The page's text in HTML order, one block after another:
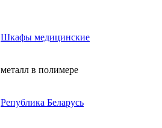
Шкафы медицинские
металл в полимере
Република Беларусь